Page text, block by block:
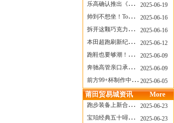
乐高确认推出《哥斯拉》积木，这设计也太酷了！
2025-06-19
帅到不想坐！Tom Sachs x Helinox 这把露营椅太炸了
2025-06-16
拆开这颗巧克力，居然是皮卡丘？
2025-06-16
本田超跑刷新纪录了！700万元成交价
2025-06-12
跑鞋也要够潮！昂跑 x Slam Jam 联名即将发售
2025-06-09
奔驰高管亲口承认：电动G级，完全失败了！
2025-06-09
前方99+杯制作中！「爷爷不泡茶」苹果狗、桃桃喵，今夏顶流潮饮！
2025-06-05
莆田贸易城资讯 More
跑步装备上新合集，最近有什么可以关注的呢？
2025-06-23
宝珀经典五十噚家族再添新员 适配所有腕围的38mm小表径腕表亮相
2025-06-23